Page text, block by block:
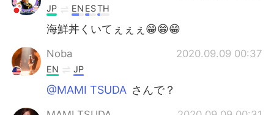
JP EN ESTH
海鮮丼くいてぇぇぇ😁😁😁
Noba 2020.09.09 00:37
EN JP
@MAMI TSUDA さんで？